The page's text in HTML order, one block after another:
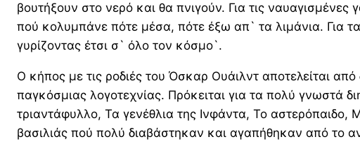
βουτήξουν στο νερό και θα πνιγούν. Για τις
πού κολυμπάνε πότε μέσα, πότε έξω απ` τα λιμάνια. Για
γυρίζοντας έτσι σ` όλο τον κόσμο`.
Ο κήπος με τις ροδιές του Όσκαρ Ουάιλντ αποτελείται
παγκόσμιας λογοτεχνίας. Πρόκειται για τα πολύ γνωστά
τριαντάφυλλο, Τα γενέθλια της Ινφάντα, Το
βασιλιάς πού πολύ διαβάστηκαν και αγαπήθηκαν από το